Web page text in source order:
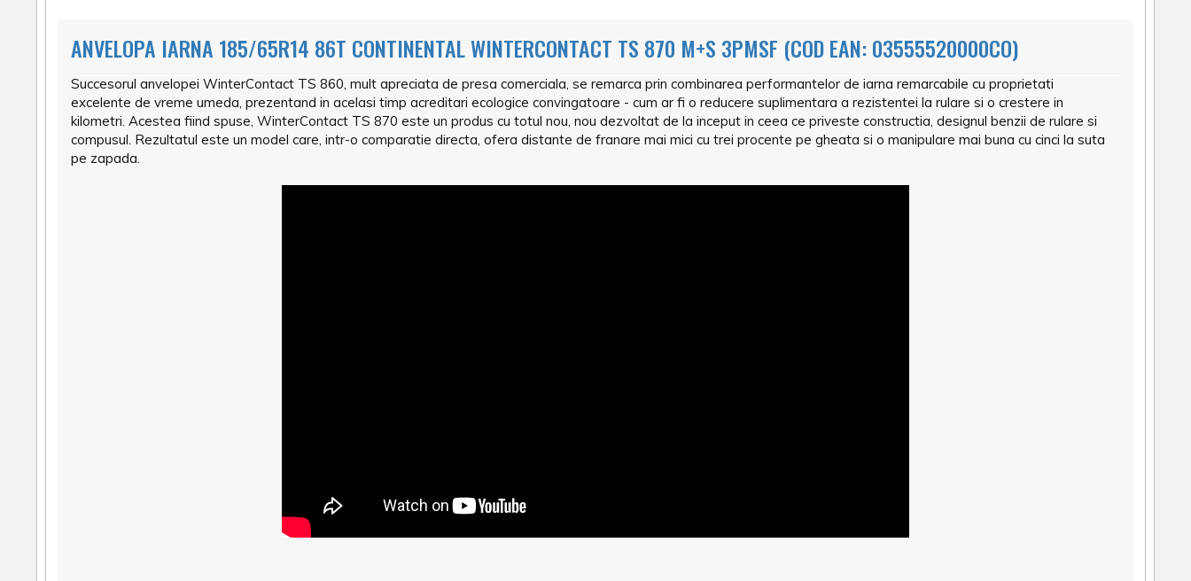
ANVELOPA IARNA 185/65R14 86T CONTINENTAL WINTERCONTACT TS 870 M+S 3PMSF (COD EAN: 03555520000CO)
Succesorul anvelopei WinterContact TS 860, mult apreciata de presa comerciala, se remarca prin combinarea performantelor de iarna remarcabile cu proprietati
excelente de vreme umeda, prezentand in acelasi timp acreditari ecologice convingatoare - cum ar fi o reducere suplimentara a rezistentei la rulare si o crestere in
kilometri. Acestea fiind spuse, WinterContact TS 870 este un produs cu totul nou, nou dezvoltat de la inceput in ceea ce priveste constructia, designul benzii de rulare si
compusul. Rezultatul este un model care, intr-o comparatie directa, ofera distante de franare mai mici cu trei procente pe gheata si o manipulare mai buna cu cinci la suta
pe zapada.